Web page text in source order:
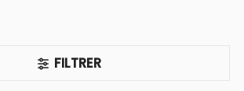
FILTRER